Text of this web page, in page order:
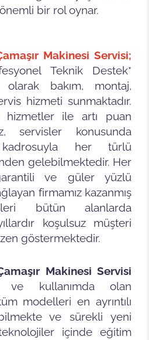
bir rol oynar.
Makinesi Servisi;
Teknik Destek*
bakım, montaj,
hizmeti sunmaktadır.
hizmetler ile artı puan
servisler konusunda
her türlü
gelebilmektedir. Her
ve güler yüzlü
firmamız kazanmış
bütün alanlarda
koşulsuz müşteri
göstermektedir.
Makinesi Servisi
ve kullanımda olan
modelleri en ayrıntılı
ve sürekli yeni
içinde eğitim